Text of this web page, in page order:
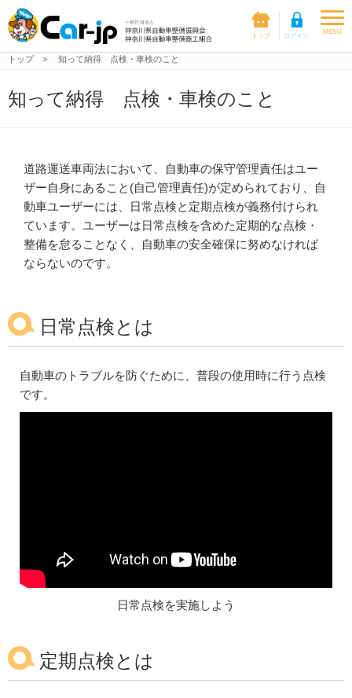
トップ> 知って納得 点検・車検のこと
知って納得 点検・車検のこと
道路運送車両法において、自動車の保守管理責任はユー
ザー自身にあること(自己管理責任)が定められており、自
動車ユーザーには、日常点検と定期点検が義務付けられ
ています。ユーザーは日常点検を含めた定期的な点検・
整備を怠ることなく、自動車の安全確保に努めなければ
ならないのです。
日常点検とは
自動車のトラブルを防ぐために、普段の使用時に行う点検
です。
日常点検を実施しよう
定期点検とは
MENU